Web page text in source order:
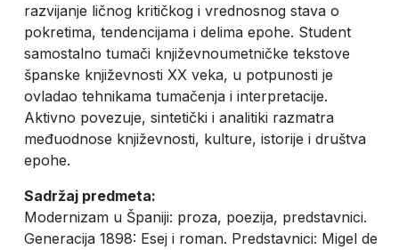
razvijanje ličnog kritičkog i vrednosnog stava o
pokretima, tendencijama i delima epohe. Student
samostalno tumači književnoumetničke tekstove
španske književnosti XX veka, u potpunosti je
ovladao tehnikama tumačenja i interpretacije.
Aktivno povezuje, sintetički i analitiki razmatra
međuodnose književnosti, kulture, istorije i društva
epohe.
Sadržaj predmeta:
Modernizam u Španiji: proza, poezija, predstavnici.
Generacija 1898: Esej i roman. Predstavnici: Migel de